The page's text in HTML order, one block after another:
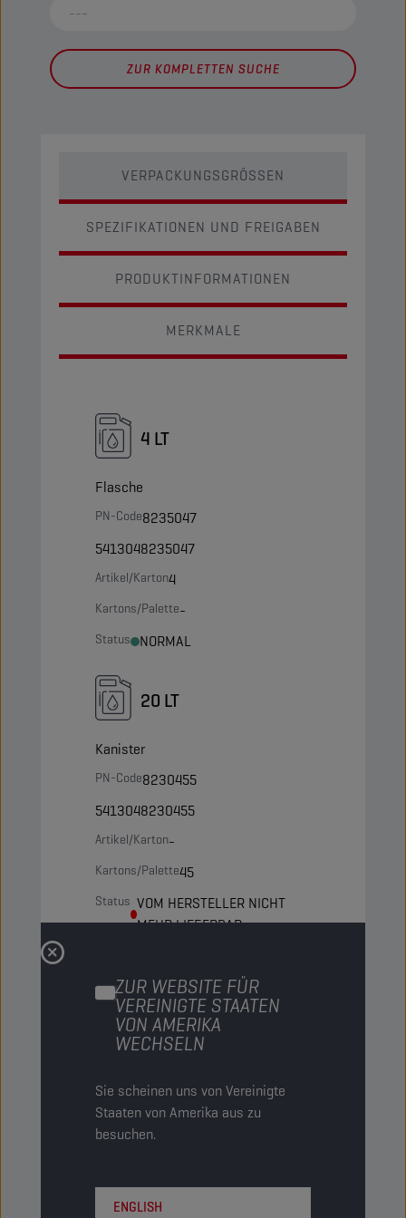
ZUR WEBSITE FÜR
VEREINIGTE STAATEN
VON AMERIKA
WECHSELN
Sie scheinen uns von Vereinigte
Staaten von Amerika aus zu
besuchen.
ENGLISH
ZUR KOMPLETTEN SUCHE
VERPACKUNGSGRÖSSEN
SPEZIFIKATIONEN UND FREIGABEN
PRODUKTINFORMATIONEN
MERKMALE
4 LT
Flasche
PN-Code8235047
5413048235047
Artikel/Karton4
Kartons/Palette-
Status NORMAL
20 LT
Kanister
PN-Code8230455
5413048230455
Artikel/Karton-
Kartons/Palette45
Status VOM HERSTELLER NICHT
MEHR LIEFERBAR
60 LT
Fass
5413048230554
Artikel/Karton
Status NORMAL